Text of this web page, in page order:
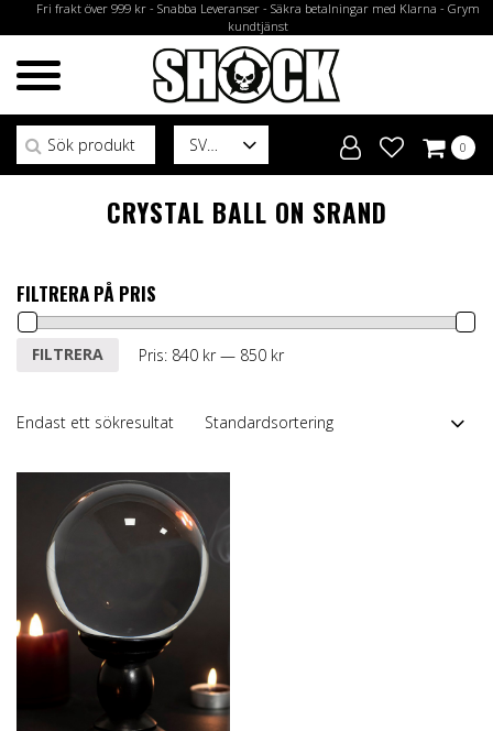
Fri frakt över 999 kr - Snabba Leveranser - Säkra betalningar med Klarna - Grym
kundtjänst
SV
Sök efter:
0
CRYSTAL BALL ON SRAND
FILTRERA PÅ PRIS
Min
MaxFILTRERA Pris: 840 kr— 850 kr
Endast ett sökresultat